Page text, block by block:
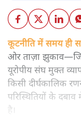
कूटनीति में समय ही
ओर ताज़ा
यूरोपीय संघ मुक्त
किसी दीर्घकालिक
परिस्थितियों के
है।